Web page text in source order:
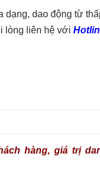
dao động từ
lòng liên hệ với
hàng, giá trị